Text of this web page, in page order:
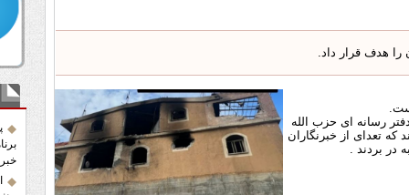
هدف قرار داد.
رسانه ای حزب الله
که تعدای از خبرنگاران
در بردند .